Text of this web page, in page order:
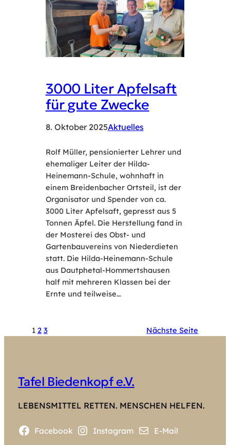
3000 Liter Apfelsaft
für gute Zwecke
8. Oktober 2025Aktuelles
Rolf Müller, pensionierter Lehrer und
ehemaliger Leiter der Hilda-
Heinemann-Schule, wohnhaft in
einem Breidenbacher Ortsteil, ist der
Organisator und Spender von ca.
3000 Liter Apfelsaft, gepresst aus 5
Tonnen Äpfel. Die Herstellung fand in
der Mosterei des Obst- und
Gartenbauvereins von Niederdieten
statt. Die Hilda-Heinemann-Schule
aus Dautphetal-Hommertshausen
half mit mehreren Klassen bei der
Ernte und teilweise…
1 2 3 Nächste Seite
Tafel Biedenkopf e.V.
LEBENSMITTEL RETTEN. MENSCHEN HELFEN.
Facebook Instagram E-Mail